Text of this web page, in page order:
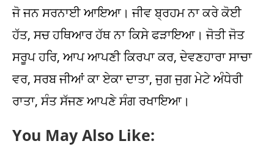
ਜੋ ਜਨ ਸਰਨਾਈ ਆਇਆ। ਜੀਵ ਬ੍ਰਹਮ ਨਾ ਕਰੇ ਕੋਈ
ਹੱਤ, ਸਚ ਹਥਿਆਰ ਹੱਥ ਨਾ ਕਿਸੇ ਫੜਾਇਆ। ਜੋਤੀ ਜੋਤ
ਸਰੂਪ ਹਰਿ, ਆਪ ਆਪਣੀ ਕਿਰਪਾ ਕਰ, ਦੇਵਣਹਾਰਾ ਸਾਚਾ
ਵਰ, ਸਰਬ ਜੀਆਂ ਕਾ ਏਕਾ ਦਾਤਾ, ਜੁਗ ਜੁਗ ਮੇਟੇ ਅੰਧੇਰੀ
ਰਾਤਾ, ਸੰਤ ਸੱਜਣ ਆਪਣੇ ਸੰਗ ਰਖਾਇਆ।
You May Also Like: